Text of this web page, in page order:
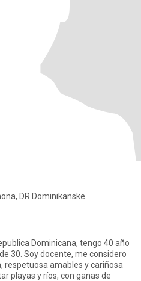
DR Dominikanske
Dominicana, tengo 40 año
30. Soy docente, me considero
respetuosa amables y cariñosa
playas y ríos, con ganas de